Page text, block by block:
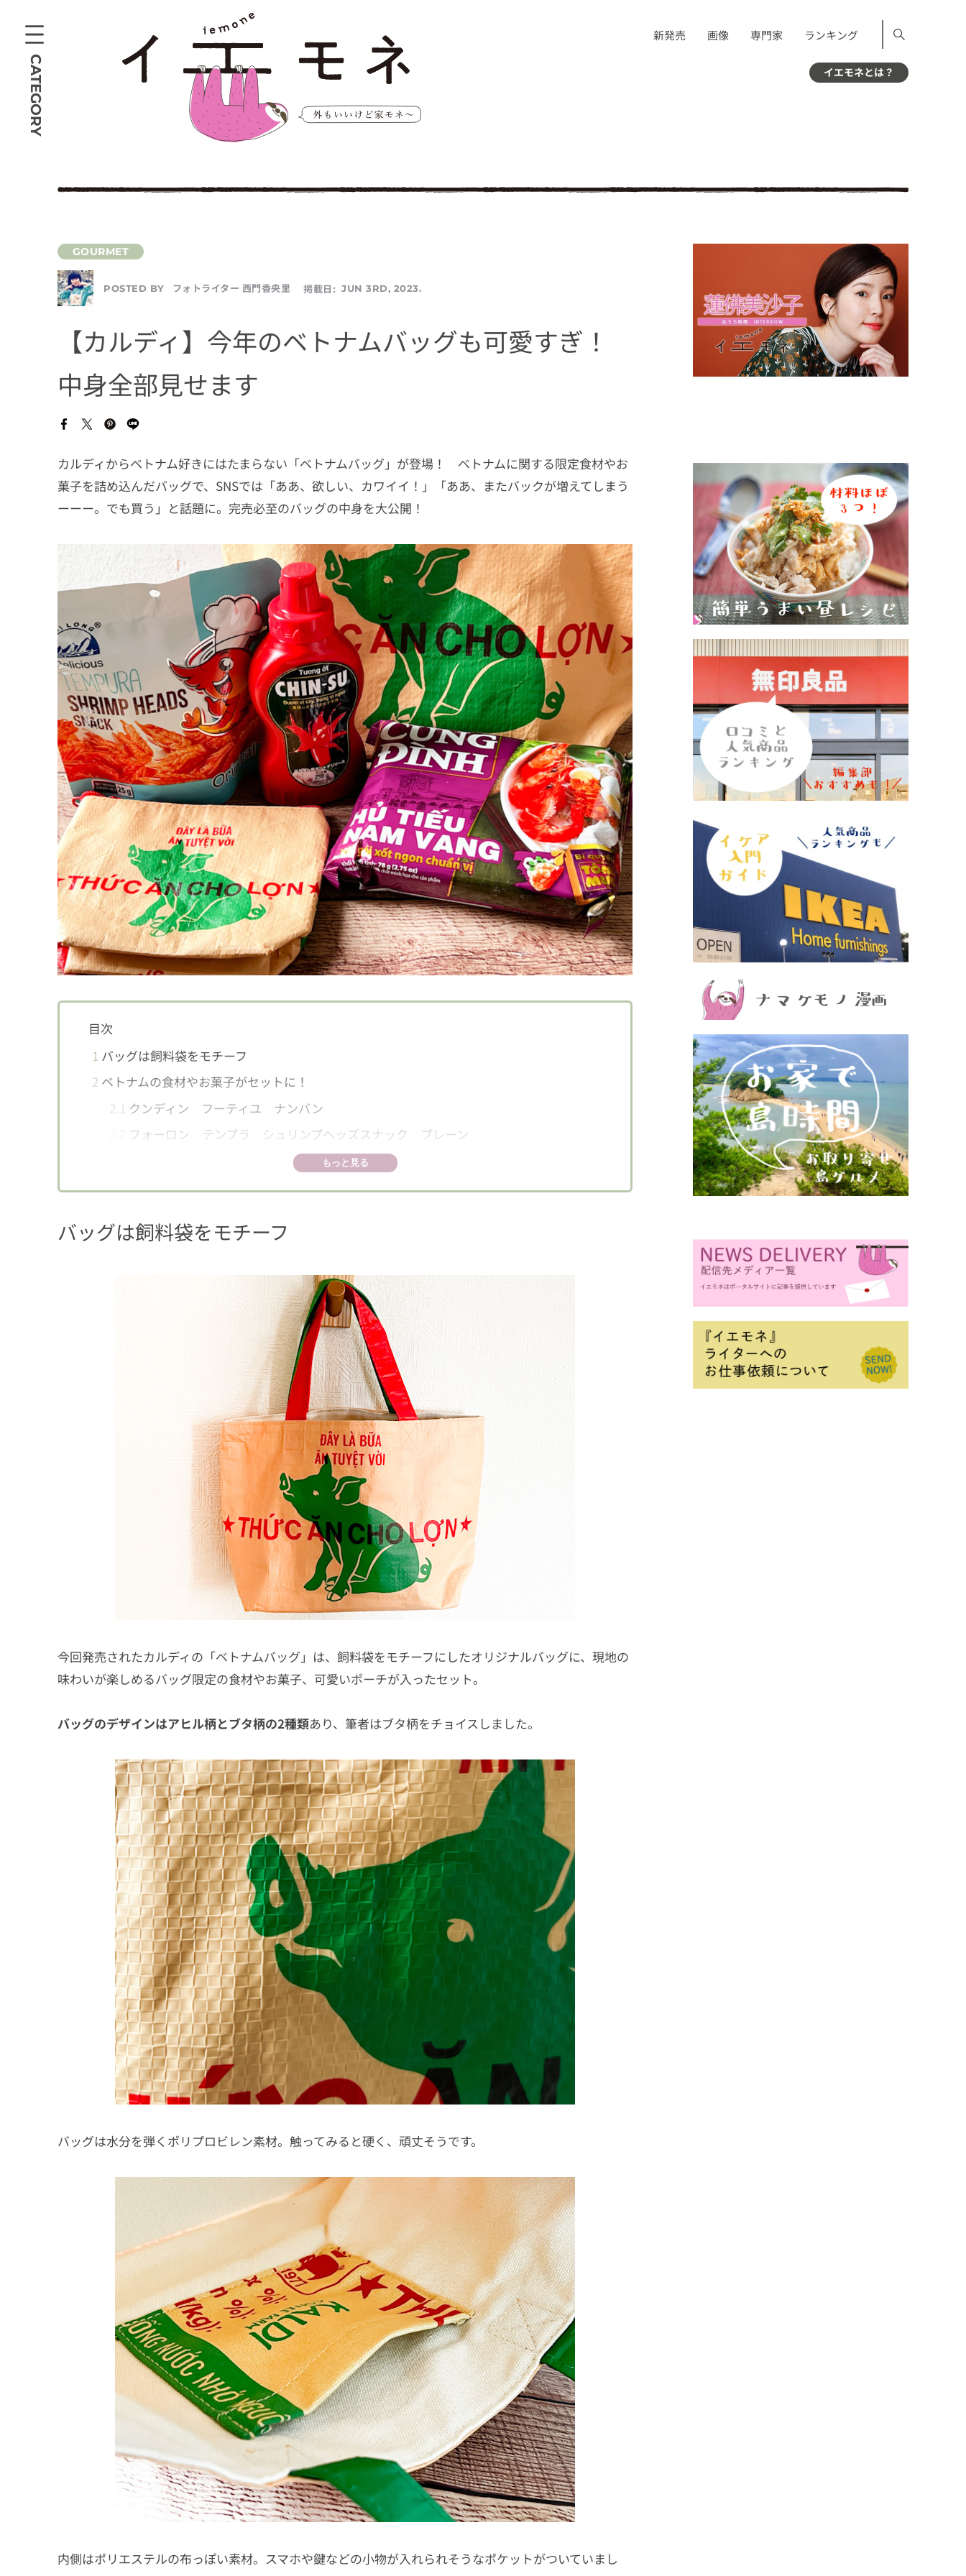
CATEGORY
新発売 画像 専門家 ランキング
イエモネとは？
POSTED BY フォトライター 西門香央里 掲載日: JUN 3RD, 2023.
【カルディ】今年のベトナムバッグも可愛すぎ！
中身全部見せます
カルディからベトナム好きにはたまらない「ベトナムバッグ」が登場！ ベトナムに関する限定食材やお
菓子を詰め込んだバッグで、SNSでは「ああ、欲しい、カワイイ！」「ああ、またバックが増えてしまう
ーーー。でも買う」と話題に。完売必至のバッグの中身を大公開！
目次
1 バッグは飼料袋をモチーフ
2 ベトナムの食材やお菓子がセットに！
2.1 クンディン フーティユ ナンバン
フォーロン テンプラ シュリンプヘッズスナック プレーン
2.4オリジナル ベトナムポーチ
もっと見る
バッグは飼料袋をモチーフ
今回発売されたカルディの「ベトナムバッグ」は、飼料袋をモチーフにしたオリジナルバッグに、現地の
味わいが楽しめるバッグ限定の食材やお菓子、可愛いポーチが入ったセット。
バッグのデザインはアヒル柄とブタ柄の2種類あり、筆者はブタ柄をチョイスしました。
バッグは水分を弾くポリプロビレン素材。触ってみると硬く、頑丈そうです。
内側はポリエステルの布っぽい素材。スマホや鍵などの小物が入れられそうなポケットがついていまし